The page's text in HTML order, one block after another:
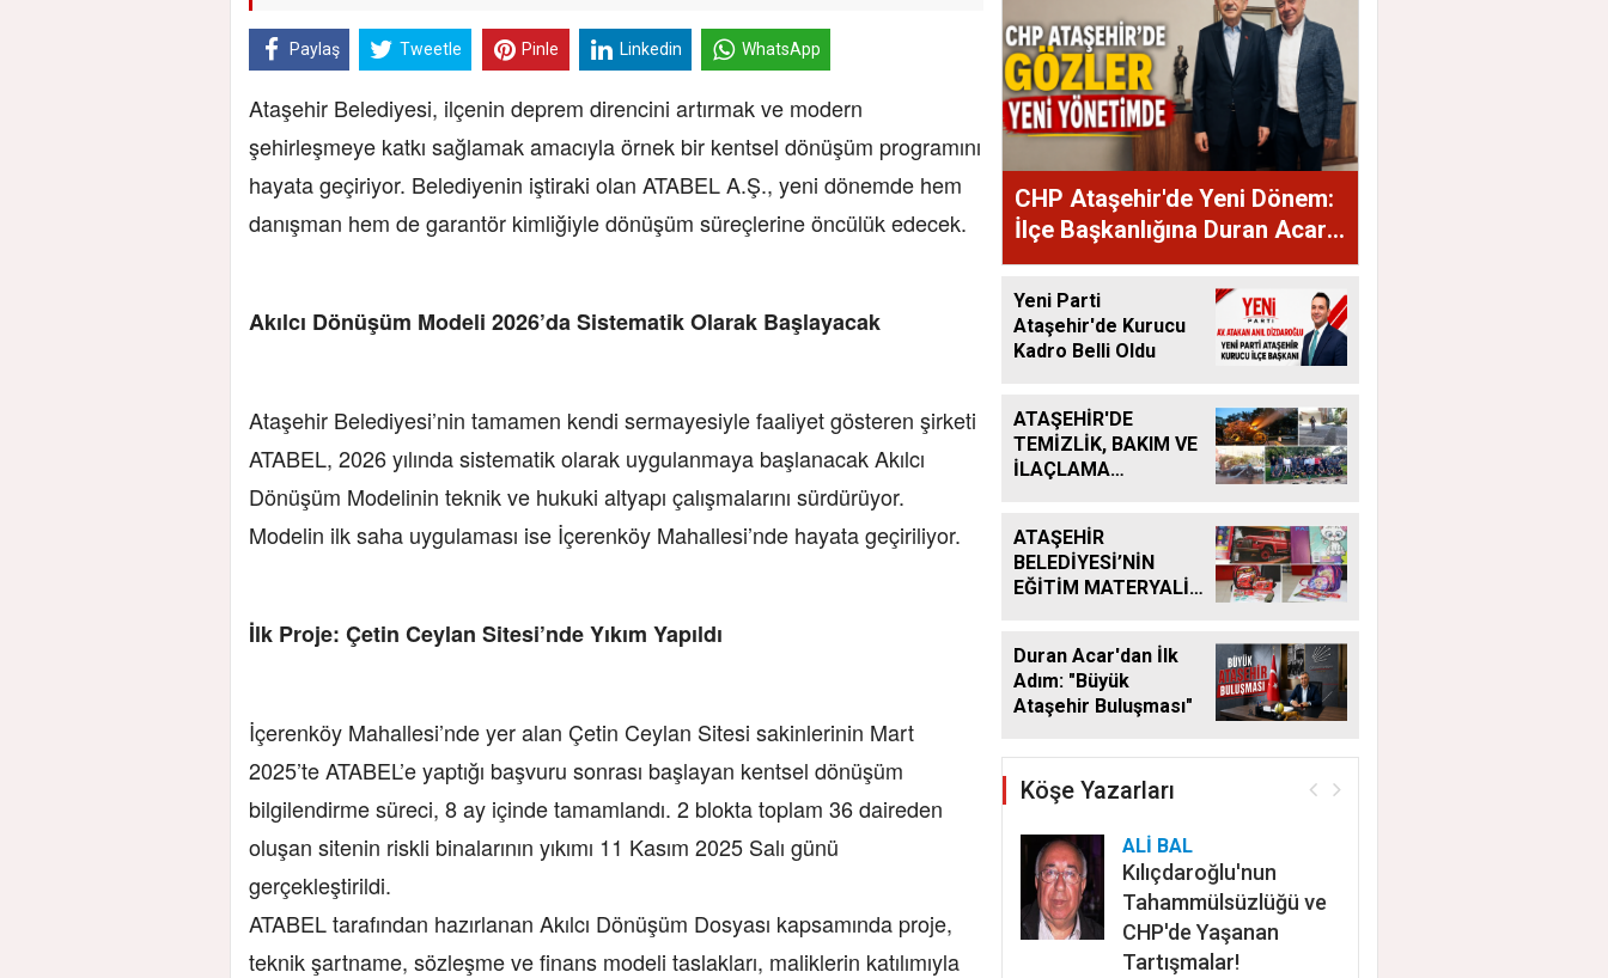
Paylaş Tweetle Pinle Linkedin WhatsApp
Ataşehir Belediyesi, ilçenin deprem direncini artırmak ve modern
şehirleşmeye katkı sağlamak amacıyla örnek bir kentsel dönüşüm programını
hayata geçiriyor. Belediyenin iştiraki olan ATABEL A.Ş., yeni dönemde hem
danışman hem de garantör kimliğiyle dönüşüm süreçlerine öncülük edecek.
Akılcı Dönüşüm Modeli 2026’da Sistematik Olarak Başlayacak
Ataşehir Belediyesi’nin tamamen kendi sermayesiyle faaliyet gösteren şirketi
ATABEL, 2026 yılında sistematik olarak uygulanmaya başlanacak Akılcı
Dönüşüm Modelinin teknik ve hukuki altyapı çalışmalarını sürdürüyor.
Modelin ilk saha uygulaması ise İçerenköy Mahallesi’nde hayata geçiriliyor.
İlk Proje: Çetin Ceylan Sitesi’nde Yıkım Yapıldı
İçerenköy Mahallesi’nde yer alan Çetin Ceylan Sitesi sakinlerinin Mart
2025’te ATABEL’e yaptığı başvuru sonrası başlayan kentsel dönüşüm
bilgilendirme süreci, 8 ay içinde tamamlandı. 2 blokta toplam 36 daireden
oluşan sitenin riskli binalarının yıkımı 11 Kasım 2025 Salı günü
gerçekleştirildi.
ATABEL tarafından hazırlanan Akılcı Dönüşüm Dosyası kapsamında proje,
teknik şartname, sözleşme ve finans modeli taslakları, maliklerin katılımıyla
CHP Ataşehir'de Yeni Dönem:
İlçe Başkanlığına Duran Acar
Atandı
Yeni Parti
Ataşehir'de Kurucu
Kadro Belli Oldu
ATAŞEHİR'DE
TEMİZLİK, BAKIM VE
İLAÇLAMA
ATAŞEHİR
BELEDİYESİ’NİN
EĞİTİM MATERYALİ
SÜRÜYOR
Duran Acar'dan İlk
Adım: "Büyük
Ataşehir Buluşması"
Köşe Yazarları
ALİ BAL
Kılıçdaroğlu'nun
Tahammülsüzlüğü ve
CHP'de Yaşanan
Tartışmalar!